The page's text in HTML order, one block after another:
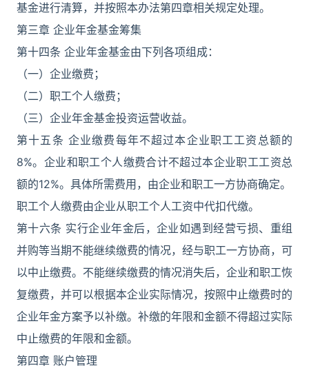
基金进行清算，并按照本办法第四章相关规定处理。
第三章 企业年金基金筹集
第十四条 企业年金基金由下列各项组成：
（一）企业缴费；
（二）职工个人缴费；
（三）企业年金基金投资运营收益。
第十五条 企业缴费每年不超过本企业职工工资总额的
8%。企业和职工个人缴费合计不超过本企业职工工资总
额的12%。具体所需费用，由企业和职工一方协商确定。
职工个人缴费由企业从职工个人工资中代扣代缴。
第十六条 实行企业年金后，企业如遇到经营亏损、重组
并购等当期不能继续缴费的情况，经与职工一方协商，可
以中止缴费。不能继续缴费的情况消失后，企业和职工恢
复缴费，并可以根据本企业实际情况，按照中止缴费时的
企业年金方案予以补缴。补缴的年限和金额不得超过实际
中止缴费的年限和金额。
第四章 账户管理